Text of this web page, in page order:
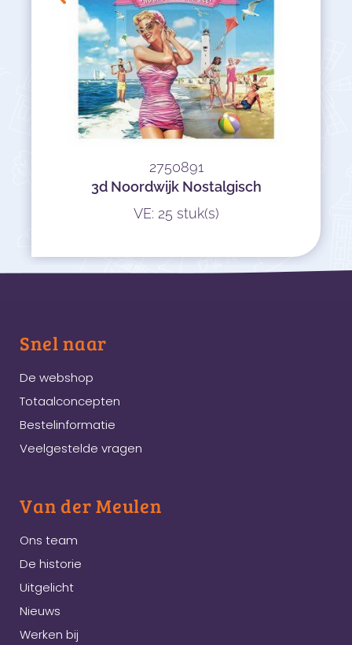
2750891
3d Noordwijk Nostalgisch
VE: 25 stuk(s)
Snel naar
De webshop
Totaalconcepten
Bestelinformatie
Veelgestelde vragen
Van der Meulen
Ons team
De historie
Uitgelicht
Nieuws
Werken bij